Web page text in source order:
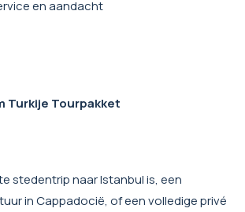
en aandacht
Turkije Tourpakket
stedentrip naar Istanbul is, een
in Cappadocië, of een volledige privé